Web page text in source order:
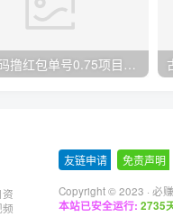
无限接码撸红包单号0.75项目无偿分享给你【揭秘】
友链申请 免责声明
Copyright © 2023 · 必
本站已安全运行: 2735